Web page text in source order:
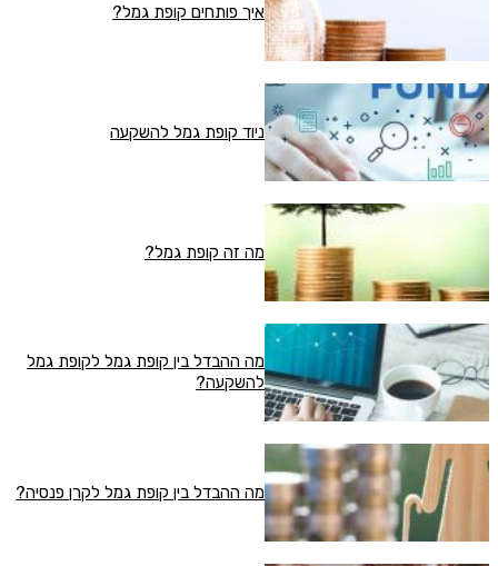
איך פותחים קופת גמל?
ניוד קופת גמל להשקעה
מה זה קופת גמל?
מה ההבדל בין קופת גמל לקופת גמל
להשקעה?
מה ההבדל בין קופת גמל לקרן פנסיה?